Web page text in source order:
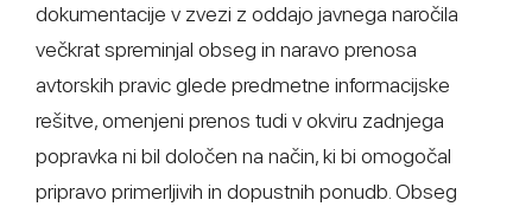
dokumentacije v zvezi z oddajo javnega naročila
večkrat spreminjal obseg in naravo prenosa
avtorskih pravic glede predmetne informacijske
rešitve, omenjeni prenos tudi v okviru zadnjega
popravka ni bil določen na način, ki bi omogočal
pripravo primerljivih in dopustnih ponudb. Obseg